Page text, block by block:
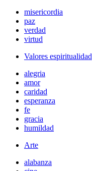
misericordia
paz
verdad
virtud
Valores espiritualidad
alegria
amor
caridad
esperanza
fe
gracia
humildad
Arte
alabanza